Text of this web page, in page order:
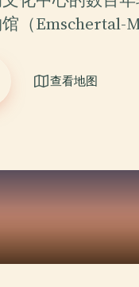
（Emschertal-
查看地图